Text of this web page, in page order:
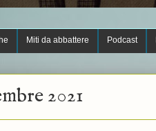
Miti da abbattere Podcast
2021